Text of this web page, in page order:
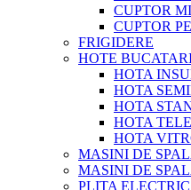
CUPTOR
CUPTOR
FRIGIDERE
HOTE
HOTA
HOTA
HOTA
HOTA
HOTA
MASINI DE
MASINI DE
PLITA